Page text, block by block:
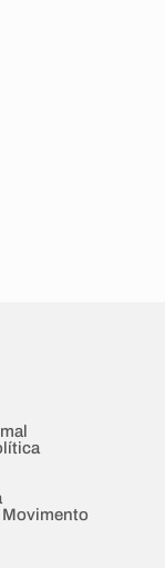
Movimento